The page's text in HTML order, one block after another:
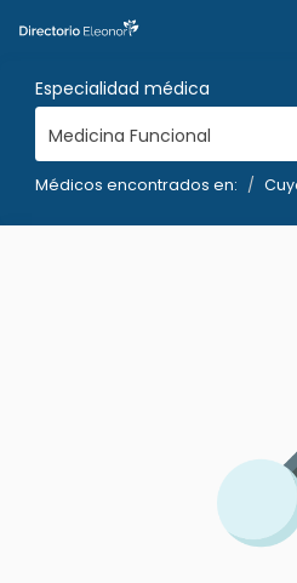
Especialidad médica
Medicina Funcional
Médicos encontrados en: